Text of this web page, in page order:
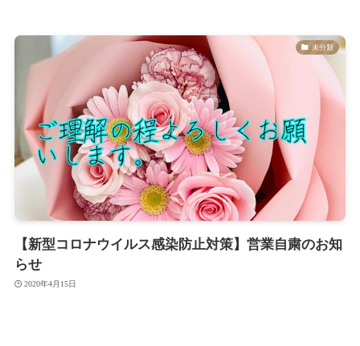
未分類
【新型コロナウイルス感染防止対策】営業自粛のお知
らせ
2020年4月15日